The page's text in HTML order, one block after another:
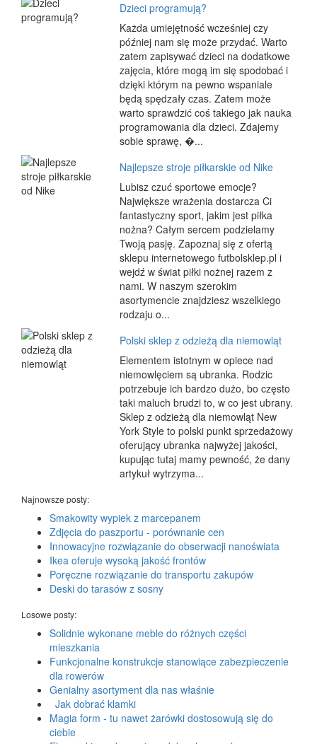
Dzieci programują?
Każda umiejętność wcześniej czy
później nam się może przydać. Warto
zatem zapisywać dzieci na dodatkowe
zajęcia, które mogą im się spodobać i
dzięki którym na pewno wspaniale
będą spędzały czas. Zatem może
warto sprawdzić coś takiego jak nauka
programowania dla dzieci. Zdajemy
sobie sprawę, �...
Najlepsze stroje piłkarskie od Nike
Lubisz czuć sportowe emocje?
Największe wrażenia dostarcza Ci
fantastyczny sport, jakim jest piłka
nożna? Całym sercem podzielamy
Twoją pasję. Zapoznaj się z ofertą
sklepu internetowego futbolsklep.pl i
wejdź w świat piłki nożnej razem z
nami. W naszym szerokim
asortymencie znajdziesz wszelkiego
rodzaju o...
Polski sklep z odzieżą dla niemowląt
Elementem istotnym w opiece nad
niemowlęciem są ubranka. Rodzic
potrzebuje ich bardzo dużo, bo często
taki maluch brudzi to, w co jest ubrany.
Sklep z odzieżą dla niemowląt New
York Style to polski punkt sprzedażowy
oferujący ubranka najwyżej jakości,
kupując tutaj mamy pewność, że dany
artykuł wytrzyma...
Najnowsze posty:
Smakowity wypiek z marcepanem
Zdjęcia do paszportu - porównanie cen
Innowacyjne rozwiązanie do obserwacji nanoświata
Ikea oferuje wysoką jakość frontów
Poręczne rozwiązanie do transportu zakupów
Deski do tarasów z sosny
Losowe posty:
Solidnie wykonane meble do różnych części
mieszkania
Funkcjonalne konstrukcje stanowiące zabezpieczenie
dla rowerów
Genialny asortyment dla nas właśnie
Jak dobrać klamki
Magia form - tu nawet żarówki dostosowują się do
ciebie